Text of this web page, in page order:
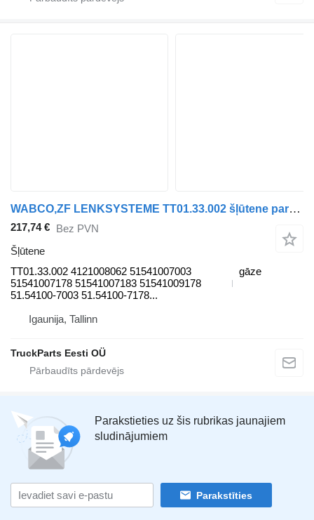
WABCO,ZF LENKSYSTEME TT01.33.002 šļūtene paredzēts MAN autobusa
217,74 € Bez PVN
Šļūtene
TT01.33.002 4121008062 51541007003
51541007178 51541007183 51541009178
51.54100-7003 51.54100-7178...
gāze
Igaunija, Tallinn
TruckParts Eesti OÜ
Parakstieties uz šis rubrikas jaunajiem
sludinājumiem
Parakstīties